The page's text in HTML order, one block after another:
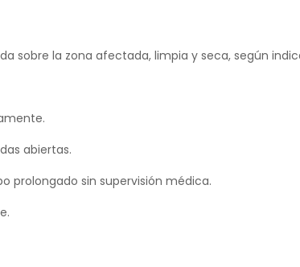
sobre la zona afectada, limpia y seca, según
abiertas.
prolongado sin supervisión médica.